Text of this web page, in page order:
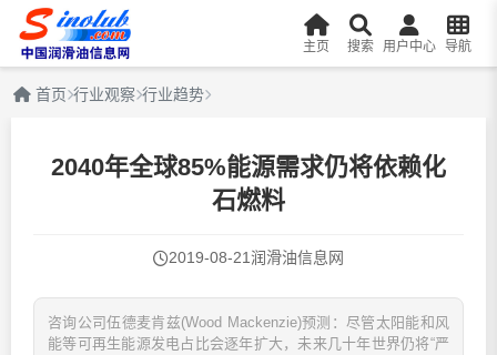
主页 搜索 用户中心 导航
首页 行业观察 行业趋势
2040年全球85%能源需求仍将依赖化
石燃料
2019-08-21润滑油信息网
咨询公司伍德麦肯兹(Wood Mackenzie)预测：尽管太阳能和风
能等可再生能源发电占比会逐年扩大，未来几十年世界仍将“严